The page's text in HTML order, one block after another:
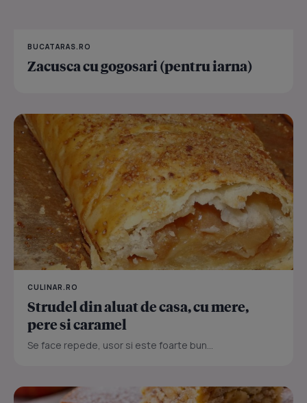
BUCATARAS.RO
Zacusca cu gogosari (pentru iarna)
CULINAR.RO
Strudel din aluat de casa, cu mere,
pere si caramel
Se face repede, usor si este foarte bun...